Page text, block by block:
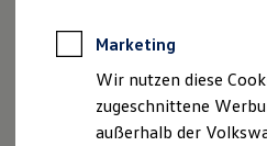
Anpfiff zum Gewinn
Elektroautos
ID. Tutorials
Marketing
Wir nutzen diese
zugeschnittene
außerhalb der